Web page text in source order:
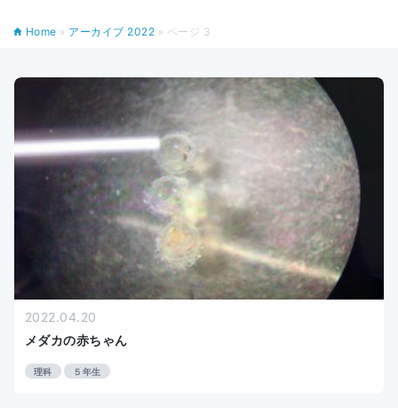
アフタースクール
アクセス
Home » アーカイブ 2022 » ページ 3
2022.04.20
メダカの赤ちゃん
理科 ５年生